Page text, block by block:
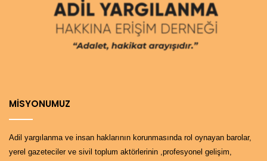
MİSYONUMUZ
Adil yargılanma ve insan haklarının korunmasında rol oynayan barolar,
yerel gazeteciler ve sivil toplum aktörlerinin ,profesyonel gelişim,